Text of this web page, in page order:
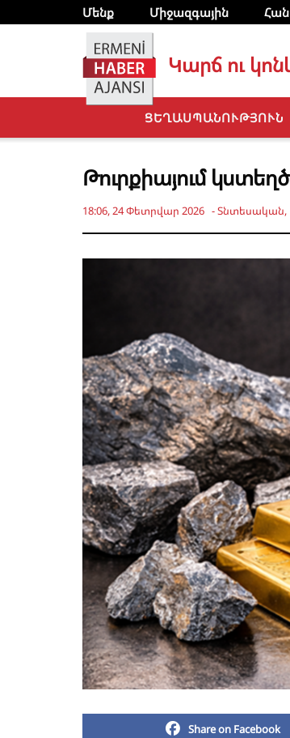
Մենք Միջազգային
Կարճ ու
ՑԵՂԱՍՊԱՆՈՒԹՅՈՒՆ
Թուրքիայում
18:06, 24 Փետրվար 2026 -Տնտեսական,
Share on Facebook